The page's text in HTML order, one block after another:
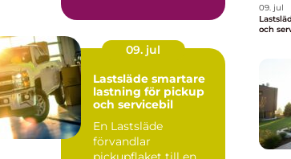
...
09. jul
Lastsläde smartare
lastning för pickup
och servicebil
En Lastsläde
förvandlar
09. jul
Lastsläde smartare lastning
och